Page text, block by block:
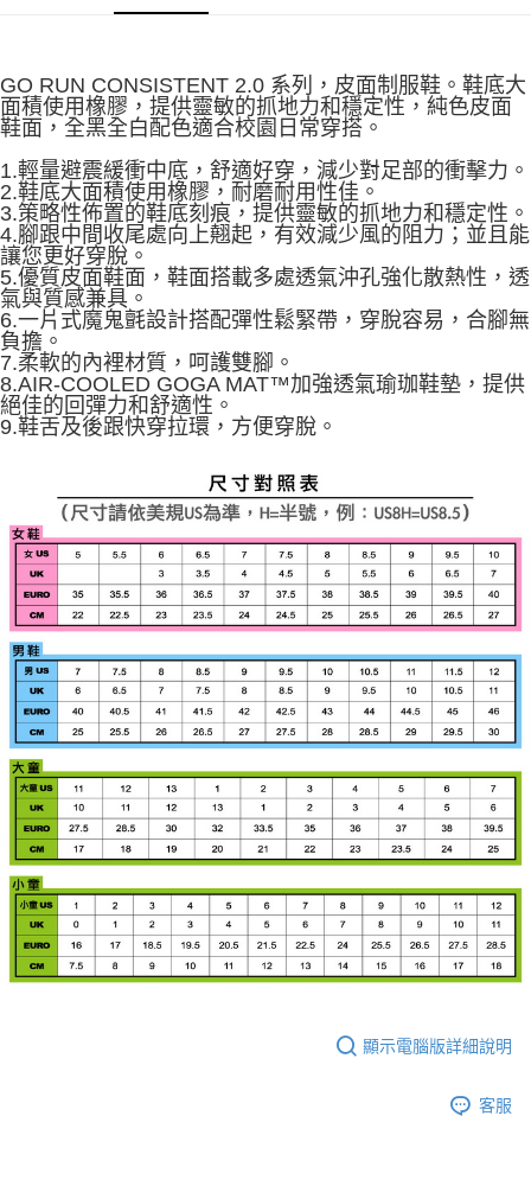
買賣價金債權讓與本公司後，依約使用本公司帳單繳交帳款。
2.基於同意付款使用「大哥付你分期」之契約關係目的，商店將以您的個人
資料（包含姓名、電話或地址）提供予台灣大哥大進項蒐集、處理及利用，
由本公司與您本人進行分期帳單所需資料之確認、核對及更正。
3.完整用戶服務條款，請詳閱以下連結：https://oppay.tw/userRule
GO RUN CONSISTENT 2.0 系列，皮面制服鞋。鞋底大
面積使用橡膠，提供靈敏的抓地力和穩定性，純色皮面
鞋面，全黑全白配色適合校園日常穿搭。
1.輕量避震緩衝中底，舒適好穿，減少對足部的衝擊力。
2.鞋底大面積使用橡膠，耐磨耐用性佳。
3.策略性佈置的鞋底刻痕，提供靈敏的抓地力和穩定性。
4.腳跟中間收尾處向上翹起，有效減少風的阻力；並且能
讓您更好穿脫。
5.優質皮面鞋面，鞋面搭載多處透氣沖孔強化散熱性，透
氣與質感兼具。
6.一片式魔鬼氈設計搭配彈性鬆緊帶，穿脫容易，合腳無
負擔。
7.柔軟的內裡材質，呵護雙腳。
8.AIR-COOLED GOGA MAT™加強透氣瑜珈鞋墊，提供
絕佳的回彈力和舒適性。
9.鞋舌及後跟快穿拉環，方便穿脫。
顯示電腦版詳細說明
客服